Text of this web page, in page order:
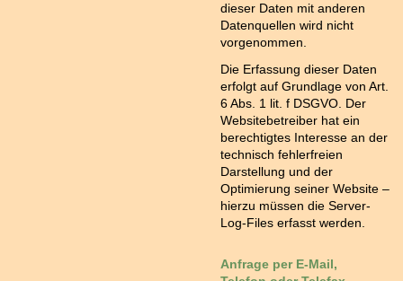
dieser Daten mit anderen
Datenquellen wird nicht
vorgenommen.
Die Erfassung dieser Daten
erfolgt auf Grundlage von Art.
6 Abs. 1 lit. f DSGVO. Der
Websitebetreiber hat ein
berechtigtes Interesse an der
technisch fehlerfreien
Darstellung und der
Optimierung seiner Website –
hierzu müssen die Server-
Log-Files erfasst werden.
Anfrage per E-Mail,